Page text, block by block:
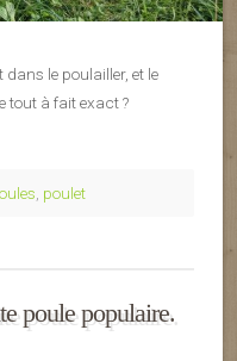
le poulailler, et le
tout à fait exact ?
poulet
poule populaire.